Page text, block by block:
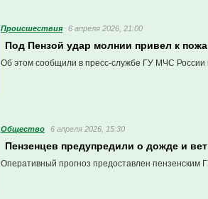
Проиcшествия 6 апреля 2026, 21:00
Под Пензой удар молнии привел к
Об этом сообщили в пресс-службе ГУ МЧС России
Общество 6 апреля 2026, 15:30
Пензенцев предупредили о дожде и
Оперативный прогноз предоставлен пензенским